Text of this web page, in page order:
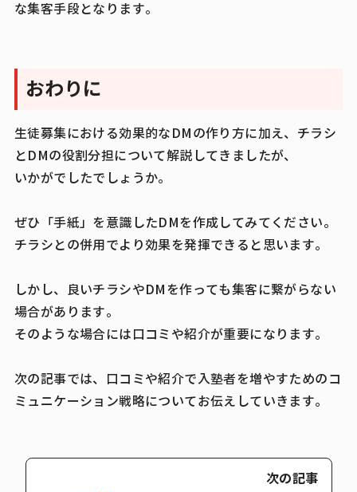
な集客手段となります。
おわりに
生徒募集における効果的なDMの作り方に加え、チラシ
とDMの役割分担について解説してきましたが、
いかがでしたでしょうか。
ぜひ「手紙」を意識したDMを作成してみてください。
チラシとの併用でより効果を発揮できると思います。
しかし、良いチラシやDMを作っても集客に繋がらない
場合があります。
そのような場合には口コミや紹介が重要になります。
次の記事では、口コミや紹介で入塾者を増やすためのコ
ミュニケーション戦略についてお伝えしていきます。
次の記事